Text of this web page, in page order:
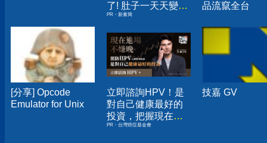
了! 肚子一天天變
小！
PR・新素簡
品流竄全台
[分享] Opcode
Emulator for Unix
立即諮詢HPV！是
對自己健康最好的
投資，把握現在不
嫌晚！
PR・台灣癌症基金會
技嘉 GV